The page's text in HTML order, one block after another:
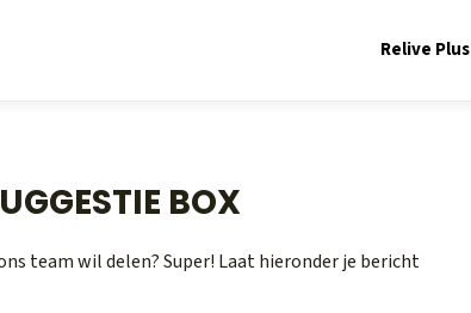
Relive Plus
BOX
team wil delen? Super! Laat hieronder je bericht